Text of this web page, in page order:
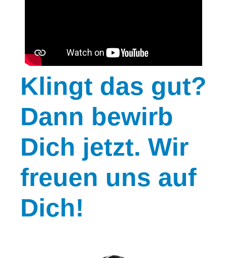
Klingt das gut?
Dann bewirb
Dich jetzt. Wir
freuen uns auf
Dich!